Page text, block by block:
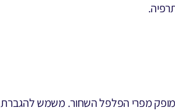
מופק מפרי הפלפל השחור. משמש להגברת